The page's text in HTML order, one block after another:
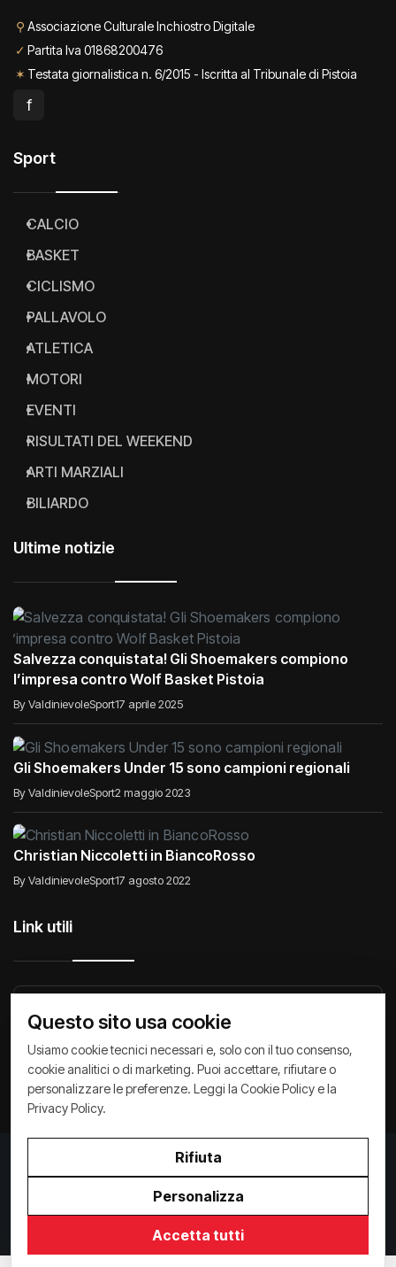
⚲ Associazione Culturale Inchiostro Digitale
✓ Partita Iva 01868200476
✶ Testata giornalistica n. 6/2015 - Iscritta al Tribunale di Pistoia
f
Sport
CALCIO
BASKET
CICLISMO
PALLAVOLO
ATLETICA
MOTORI
EVENTI
RISULTATI DEL WEEKEND
ARTI MARZIALI
BILIARDO
Ultime notizie
Salvezza conquistata! Gli Shoemakers compiono
l’impresa contro Wolf Basket Pistoia
By ValdinievoleSport17 aprile 2025
Gli Shoemakers Under 15 sono campioni regionali
By ValdinievoleSport2 maggio 2023
Christian Niccoletti in BiancoRosso
By ValdinievoleSport17 agosto 2022
Link utili
Raccontiamo di Noi Comunicati
Privacy Policy Cookie Policy Archivio News
Privacy Policy/Cookie Policy
Copyright ©2026ValdinievoleSport.it - powered by
Paralleloweb
Invio comunicati
Questo sito usa cookie
Usiamo cookie tecnici necessari e, solo con il tuo consenso,
cookie analitici o di marketing. Puoi accettare, rifiutare o
personalizzare le preferenze. Leggi la Cookie Policy e la
Privacy Policy.
Rifiuta
Personalizza
Accetta tutti